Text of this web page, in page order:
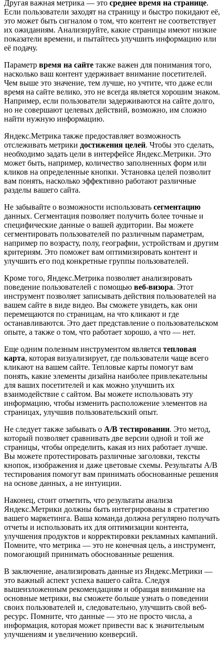
Другая важная метрика — это среднее время на странице.
Если пользователи заходят на страницу и быстро покидают её,
это может быть сигналом о том, что контент не соответствует
их ожиданиям. Анализируйте, какие страницы имеют низкие
показатели времени, и пытайтесь улучшить информацию или
её подачу.
Параметр время на сайте также важен для понимания того,
насколько ваш контент удерживает внимание посетителей.
Чем выше это значение, тем лучше, но учтите, что даже если
время на сайте велико, это не всегда является хорошим знаком.
Например, если пользователи задерживаются на сайте долго,
но не совершают целевых действий, возможно, им сложно
найти нужную информацию.
Яндекс.Метрика также предоставляет возможность
отслеживать метрики достижения целей. Чтобы это сделать,
необходимо задать цели в интерфейсе Яндекс.Метрики. Это
может быть, например, количество заполненных форм или
кликов на определенные кнопки. Установка целей позволит
вам понять, насколько эффективно работают различные
разделы вашего сайта.
Не забывайте о возможности использовать сегментацию
данных. Сегментация позволяет получить более точные и
специфические данные о вашей аудитории. Вы можете
сегментировать пользователей по различным параметрам,
например по возрасту, полу, географии, устройствам и другим
критериям. Это поможет вам оптимизировать контент и
улучшить его под конкретные группы пользователей.
Кроме того, Яндекс.Метрика позволяет анализировать
поведение пользователей с помощью веб-визора. Этот
инструмент позволяет записывать действия пользователей на
вашем сайте в виде видео. Вы сможете увидеть, как они
перемещаются по страницам, на что кликают и где
останавливаются. Это дает представление о пользовательском
опыте, а также о том, что работает хорошо, а что — нет.
Еще одним полезным инструментом является тепловая
карта, которая визуализирует, где пользователи чаще всего
кликают на вашем сайте. Тепловые карты помогут вам
понять, какие элементы дизайна наиболее привлекательны
для ваших посетителей и как можно улучшить их
взаимодействие с сайтом. Вы можете использовать эту
информацию, чтобы изменить расположение элементов на
страницах, улучшив пользовательский опыт.
Не следует также забывать о A/B тестировании. Это метод,
который позволяет сравнивать две версии одной и той же
страницы, чтобы определить, какая из них работает лучше.
Вы можете протестировать различные заголовки, тексты
кнопок, изображения и даже цветовые схемы. Результаты A/B
тестирования помогут вам принимать обоснованные решения
на основе данных, а не интуиции.
Наконец, стоит отметить, что результаты анализа
Яндекс.Метрики должны быть интегрированы в стратегию
вашего маркетинга. Ваша команда должна регулярно получать
отчеты и использовать их для оптимизации контента,
улучшения продуктов и корректировки рекламных кампаний.
Помните, что метрика — это не конечная цель, а инструмент,
помогающий принимать обоснованные решения.
В заключение, анализировать данные из Яндекс.Метрики —
это важный аспект успеха вашего сайта. Следуя
вышеизложенным рекомендациям и обращая внимание на
основные метрики, вы сможете больше узнать о поведении
своих пользователей и, следовательно, улучшить свой веб-
ресурс. Помните, что данные — это не просто числа, а
информация, которая может привести вас к значительным
улучшениям и увеличению конверсий.